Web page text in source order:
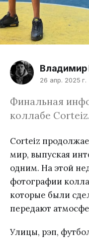
Владимир
26 апр. 2025 г.
Финальная
коллабе Corteiz.
Corteiz
мир, выпуская
одним. На этой
фотографии
которые были
передают
Улицы, рэп,